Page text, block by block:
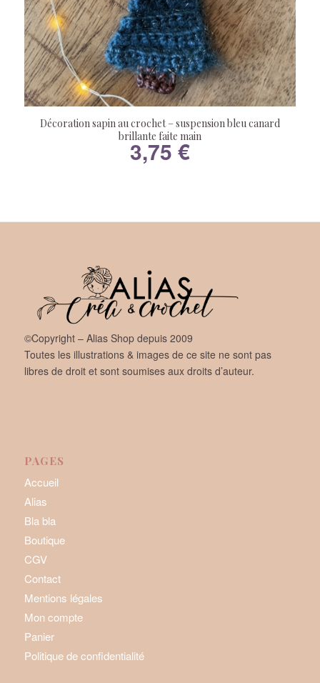
Décoration sapin au crochet – suspension bleu canard
brillante faite main
3,75€
©Copyright – Alias Shop depuis 2009
Toutes les illustrations & images de ce site ne sont pas
libres de droit et sont soumises aux droits d’auteur.
PAGES
Accueil
Alias
Bla bla
Boutique
CGV
Contact
Mentions légales
Mon compte
Panier
Politique de confidentialité